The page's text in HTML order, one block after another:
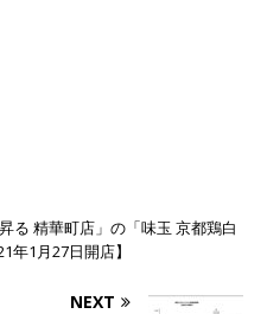
る 精華町店」の「味玉 京都鶏白
年1月27日開店】
NEXT